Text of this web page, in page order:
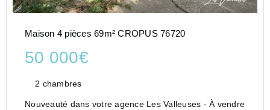
Maison 4 pièces 69m² CROPUS 76720
50 000€
2 chambres
Nouveauté dans votre agence Les Valleuses - À vendre